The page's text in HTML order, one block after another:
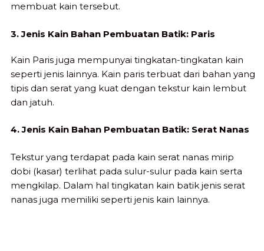
membuat kain tersebut.
3. Jenis Kain Bahan Pembuatan Batik: Paris
Kain Paris juga mempunyai tingkatan-tingkatan kain
seperti jenis lainnya. Kain paris terbuat dari bahan yang
tipis dan serat yang kuat dengan tekstur kain lembut
dan jatuh.
4. Jenis Kain Bahan Pembuatan Batik: Serat Nanas
Tekstur yang terdapat pada kain serat nanas mirip
dobi (kasar) terlihat pada sulur-sulur pada kain serta
mengkilap. Dalam hal tingkatan kain batik jenis serat
nanas juga memiliki seperti jenis kain lainnya.